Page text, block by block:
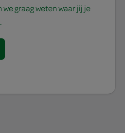
graag weten waar jij je